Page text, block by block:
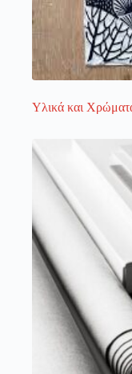
Υλικά και